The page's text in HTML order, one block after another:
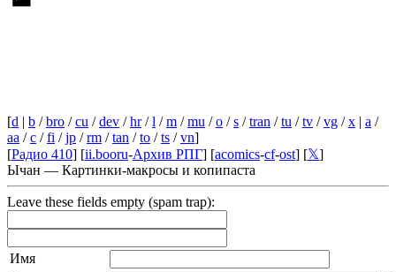
[d | b /bro /cu /dev /hr/l /m /mu /o /s /tran /tu /tv /vg /x | a /
aa /c /fi /jp /rm /tan /to /ts /vn]
[Радио 410] [ii.booru-Архив РПГ] [acomics-cf-ost] [𝕏]
Ычан — Картинки-макросы и копипаста
Leave these fields empty (spam trap):
Имя